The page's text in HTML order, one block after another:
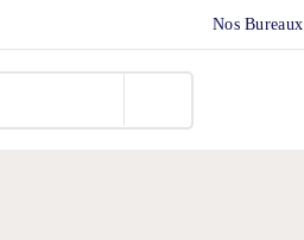
Nos Bureaux